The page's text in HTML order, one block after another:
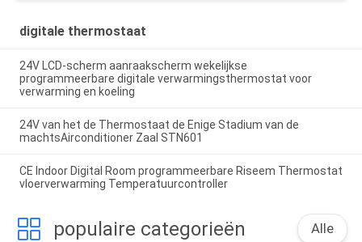
digitale thermostaat
24V LCD-scherm aanraakscherm wekelijkse
programmeerbare digitale verwarmingsthermostat voor
verwarming en koeling
24V van het de Thermostaat de Enige Stadium van de
machtsAirconditioner Zaal STN601
CE Indoor Digital Room programmeerbare Riseem Thermostat
vloerverwarming Temperatuurcontroller
populaire categorieën Alle